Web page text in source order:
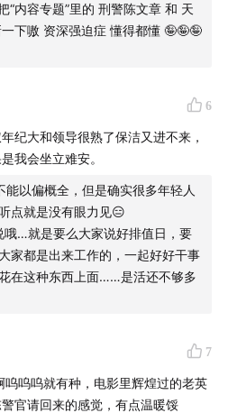
跟保险顾问领取一份免费的畅
学
证据
？”
想什么？
“内容专题”里的 刑警陈文章 和 天
下嗷 资深强迫症 懂得都懂 🤪🤪🤪
6
纪大和领导很熟了保洁又进不来，
我会坐立难安。
能以偏概全，但是确实很多年轻人
点就是没有眼力见😑
哦…就是要么大家说好排值日，要
家都是出来工作的，一起好好干事
在这种东西上面……是活还不够多
7
呜呜呜就有种，电影里辉煌过的老英
官请回来的感觉，有点温暖馁